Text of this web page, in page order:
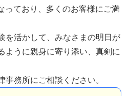
っており、多くのお客様にご満
を活かして、みなさまの明日が
ように親身に寄り添い、真剣に
事務所にご相談ください。